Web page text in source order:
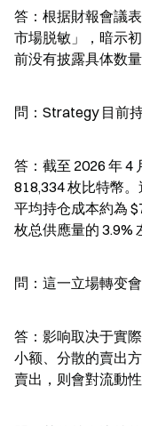
答：根据財報會議
市場脱敏」，暗示
前没有披露具体数量
問：Strategy 目前
答：截至 2026 年 4
818,334 枚比特幣
平均持仓成本約為
枚总供應量的 3.9%
問：這一立場轉变
答：影响取决于實
小额、分散的賣出
賣出，则會對流動